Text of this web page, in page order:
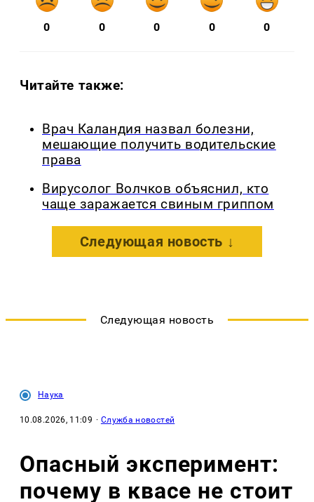
0 0 0 0 0
Читайте также:
Врач Каландия назвал болезни,
мешающие получить водительские
права
Вирусолог Волчков объяснил, кто
чаще заражается свиным гриппом
Следующая новость ↓
Следующая новость
Наука
10.08.2026, 11:09 · Служба новостей
Опасный эксперимент:
почему в квасе не стоит